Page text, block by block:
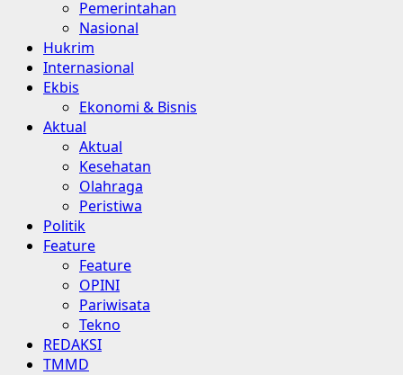
Pemerintahan
Nasional
Hukrim
Internasional
Ekbis
Ekonomi & Bisnis
Aktual
Aktual
Kesehatan
Olahraga
Peristiwa
Politik
Feature
Feature
OPINI
Pariwisata
Tekno
REDAKSI
TMMD